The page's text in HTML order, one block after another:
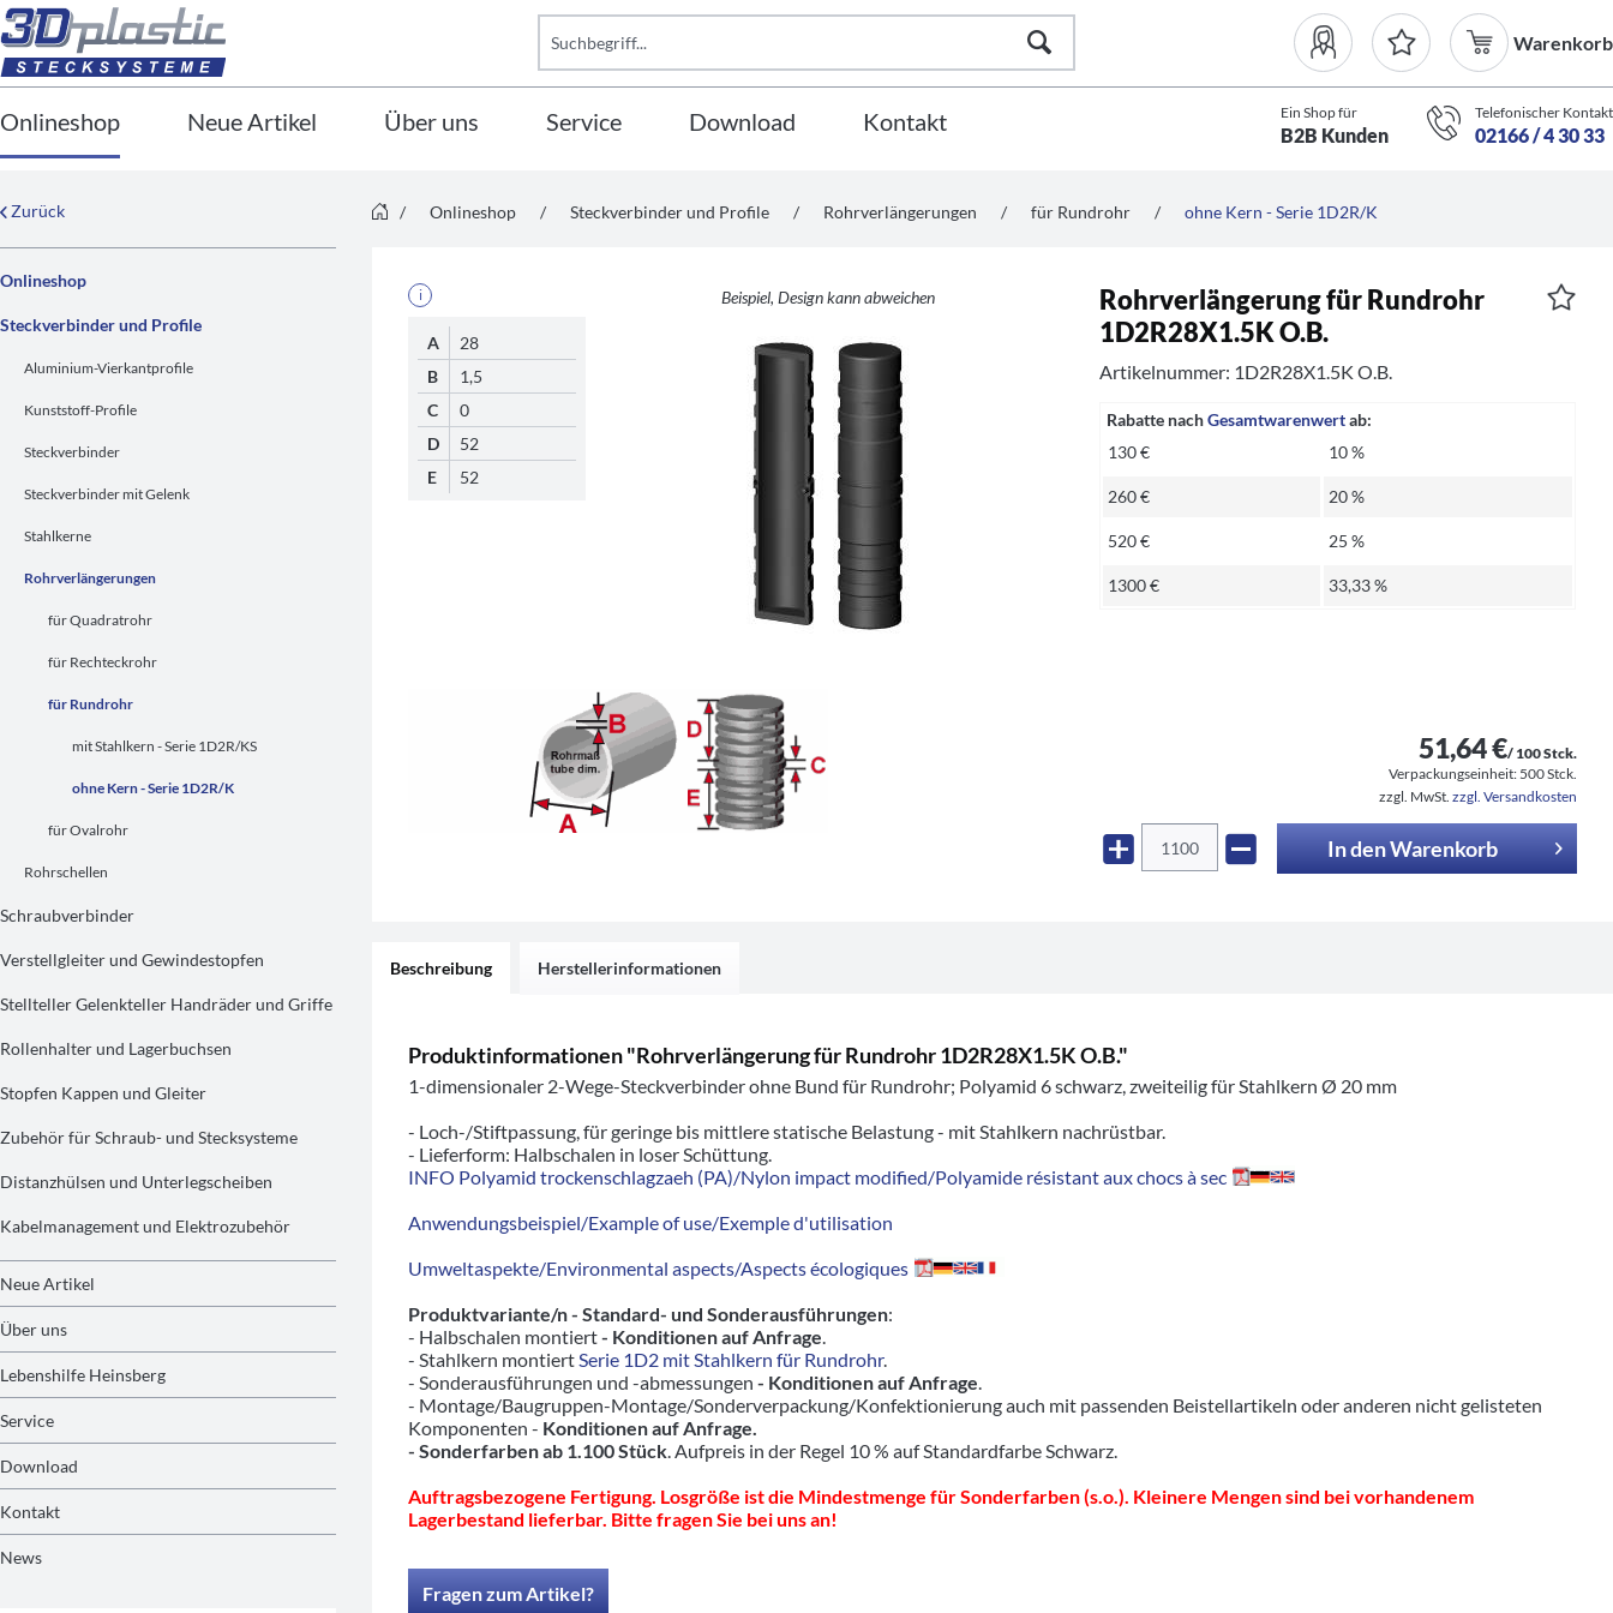
Warenkorb
Onlineshop Neue Artikel Über uns Service Download Kontakt Ein Shop für
B2B Kunden
Telefonischer Kontakt
02166 / 4 30 33
Zurück / Onlineshop / Steckverbinder und Profile / Rohrverlängerungen / für Rundrohr / ohne Kern - Serie 1D2R/K
Onlineshop
Steckverbinder und Profile
Aluminium-Vierkantprofile
Kunststoff-Profile
Steckverbinder
Steckverbinder mit Gelenk
Stahlkerne
Rohrverlängerungen
für Quadratrohr
für Rechteckrohr
für Rundrohr
mit Stahlkern - Serie 1D2R/KS
ohne Kern - Serie 1D2R/K
für Ovalrohr
Rohrschellen
Schraubverbinder
Verstellgleiter und Gewindestopfen
Stellteller Gelenkteller Handräder und Griffe
Rollenhalter und Lagerbuchsen
Stopfen Kappen und Gleiter
Zubehör für Schraub- und Stecksysteme
Distanzhülsen und Unterlegscheiben
Kabelmanagement und Elektrozubehör
Neue Artikel
Über uns
Lebenshilfe Heinsberg
Service
Download
Kontakt
News
i
A
28
B
1,5
C
0
D
52
E
52
Beispiel, Design kann abweichen
Rohrverlängerung für Rundrohr
1D2R28X1.5K O.B.
Artikelnummer: 1D2R28X1.5K O.B.
Rabatte nachGesamtwarenwertab:
130 €
10 %
260 € 20 %
520 € 25 %
1300 € 33,33 %
51,64 €/ 100 Stck.
Verpackungseinheit: 500 Stck.
zzgl. MwSt. zzgl. Versandkosten
In denWarenkorb
Beschreibung Herstellerinformationen
Produktinformationen "Rohrverlängerung für Rundrohr 1D2R28X1.5K O.B."
1-dimensionaler 2-Wege-Steckverbinder ohne Bund für Rundrohr; Polyamid 6 schwarz, zweiteilig für Stahlkern Ø 20 mm
- Loch-/Stiftpassung, für geringe bis mittlere statische Belastung - mit Stahlkern nachrüstbar.
- Lieferform: Halbschalen in loser Schüttung.
INFO Polyamid trockenschlagzaeh (PA)/Nylon impact modified/Polyamide résistant aux chocs à sec
Anwendungsbeispiel/Example of use/Exemple d'utilisation
Umweltaspekte/Environmental aspects/Aspects écologiques
Produktvariante/n - Standard- und Sonderausführungen:
- Halbschalen montiert- Konditionen auf Anfrage.
- Stahlkern montiertSerie 1D2 mit Stahlkern für Rundrohr.
- Sonderausführungen und -abmessungen - Konditionen auf Anfrage.
- Montage/Baugruppen-Montage/Sonderverpackung/Konfektionierung auch mit passenden Beistellartikeln oder anderen nicht gelisteten
Komponenten - Konditionen auf Anfrage.
- Sonderfarben ab 1.100 Stück. Aufpreis in der Regel 10 % auf Standardfarbe Schwarz.
Auftragsbezogene Fertigung. Losgröße ist die Mindestmenge für Sonderfarben (s.o.). Kleinere Mengen sind bei vorhandenem
Lagerbestand lieferbar. Bitte fragen Sie bei uns an!
Fragen zum Artikel?